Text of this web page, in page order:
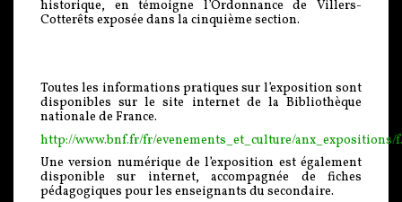
historique, en témoigne l’Ordonnance de Villers-
Cotterêts exposée dans la cinquième section.
Toutes les informations pratiques sur l’exposition sont
disponibles sur le site internet de la Bibliothèque
nationale de France.
http://www.bnf.fr/fr/evenements_et_culture/anx_expositions/
Une version numérique de l’exposition est également
disponible sur internet, accompagnée de fiches
pédagogiques pour les enseignants du secondaire.